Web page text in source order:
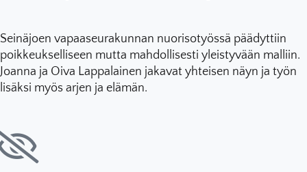
Seinäjoen vapaaseurakunnan nuorisotyössä päädyttiin
poikkeukselliseen mutta mahdollisesti yleistyvään malliin.
Joanna ja Oiva Lappalainen jakavat yhteisen näyn ja työn
lisäksi myös arjen ja elämän.